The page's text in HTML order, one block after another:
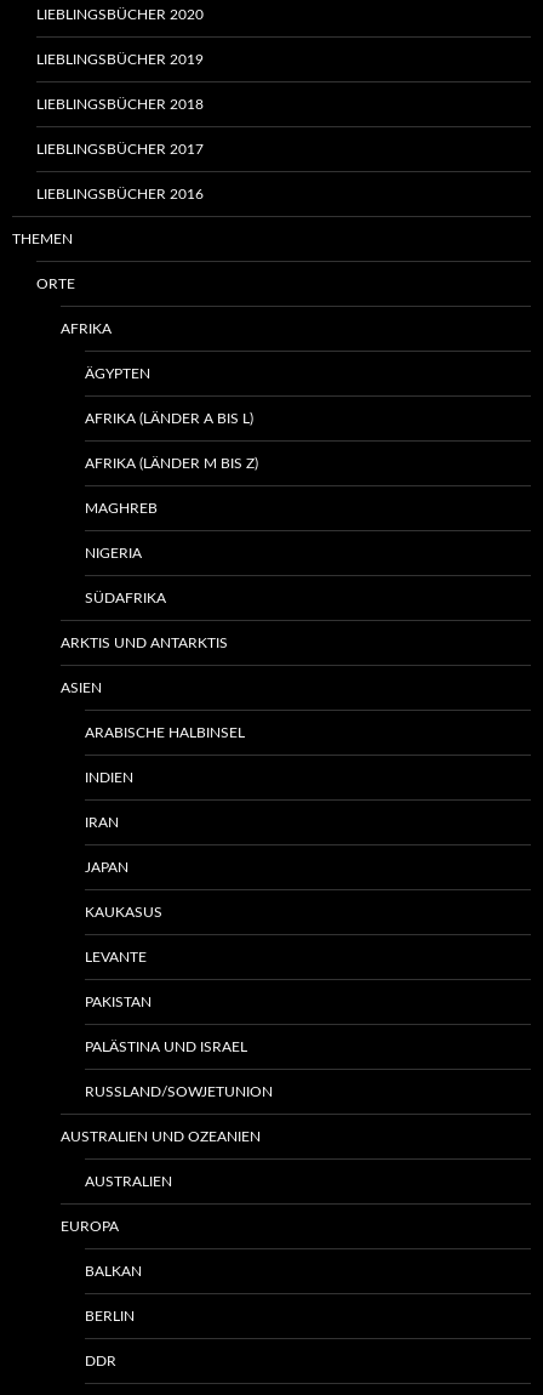
LIEBLINGSBÜCHER 2020
LIEBLINGSBÜCHER 2019
LIEBLINGSBÜCHER 2018
LIEBLINGSBÜCHER 2017
LIEBLINGSBÜCHER 2016
THEMEN
ORTE
AFRIKA
ÄGYPTEN
AFRIKA (LÄNDER A BIS L)
AFRIKA (LÄNDER M BIS Z)
MAGHREB
NIGERIA
SÜDAFRIKA
ARKTIS UND ANTARKTIS
ASIEN
ARABISCHE HALBINSEL
INDIEN
IRAN
JAPAN
KAUKASUS
LEVANTE
PAKISTAN
PALÄSTINA UND ISRAEL
RUSSLAND/SOWJETUNION
AUSTRALIEN UND OZEANIEN
AUSTRALIEN
EUROPA
BALKAN
BERLIN
DDR